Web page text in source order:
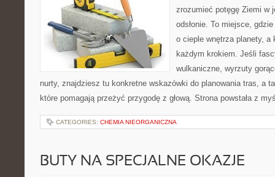
zrozumieć potęgę Ziemi w
odsłonie. To miejsce,
o cieple wnętrza planety, a
każdym krokiem. Jeśli
wulkaniczne, wyrzuty
nurty, znajdziesz tu konkretne wskazówki do planowania tras, a
które pomagają przeżyć przygodę z głową. Strona powstała z
CATEGORIES: CHEMIA NIEORGANICZNA
BUTY NA SPECJALNE OKAZJE